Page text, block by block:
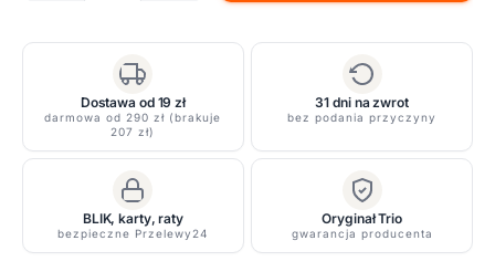
reflektor
kolorze
czarnym
Dostawa od 19 zł
darmowa od 290 zł (brakuje
207 zł)
31 dni na zwrot
bez podania przyczyny
BLIK, karty, raty
bezpieczne Przelewy24
Oryginał Trio
gwarancja producenta